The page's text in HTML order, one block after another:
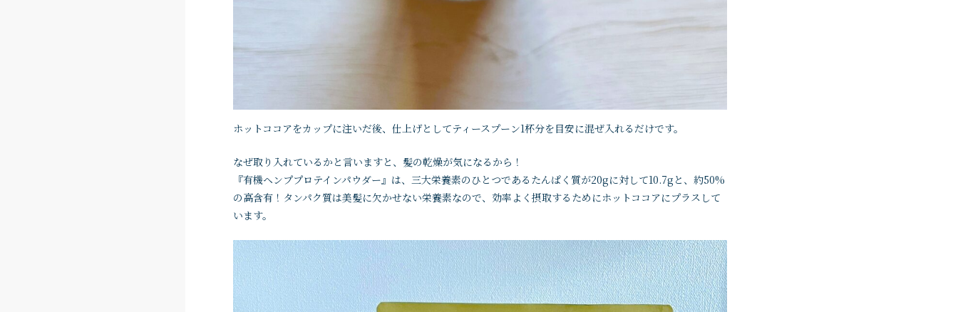
ホットココアをカップに注いだ後、仕上げとしてティースプーン1杯分を目安に混ぜ入れるだけです。
なぜ取り入れているかと言いますと、髪の乾燥が気になるから！
『有機ヘンププロテインパウダー』は、三大栄養素のひとつであるたんぱく質が20gに対して10.7gと、約50%
の高含有！タンパク質は美髪に欠かせない栄養素なので、効率よく摂取するためにホットココアにプラスして
います。